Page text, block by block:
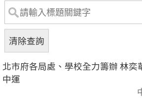
北市府各局處、學校全力籌辦 林奕
中運